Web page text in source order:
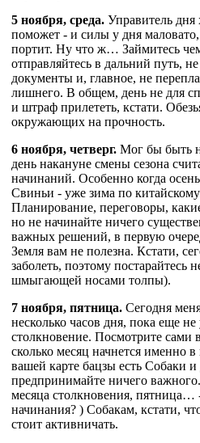
5 ноября, среда. Управитель
поможет - и силы у дня
портит. Ну что ж… Займитесь
отправляйтесь в дальний путь,
документы и, главное, не
лишнего. В общем, день не для
и штраф прилететь, кстати.
окружающих на прочность.
6 ноября, четверг. Мог бы быть
день накануне смены сезона
начинаний. Особенно когда
Свиньи - уже зима по
Планирование, переговоры,
но не начинайте ничего
важных решений, в первую
Земля вам не полезна. Кстати,
заболеть, поэтому постарайтесь
шмыгающей носами толпы).
7 ноября, пятница. Сегодня
несколько часов дня, пока еще
столкновение. Посмотрите сами в
сколько месяц начнется именно
вашей карте бацзы есть Собаки
предпринимайте ничего
месяца столкновения, пятница…
начинания? ) Собакам, кстати,
стоит активничать.